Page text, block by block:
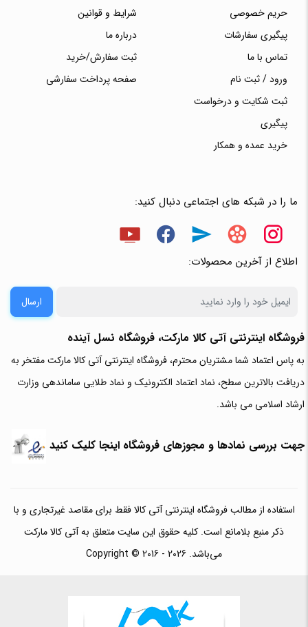
حریم خصوصی
پیگیری سفارشات
تماس با ما
ورود / ثبت نام
ثبت شکایت و درخواست
پیگیری
خرید عمده و همکار
شرایط و قوانین
درباره ما
ثبت سفارش/خرید
صفحه پرداخت سفارشی
ما را در شبکه های اجتماعی دنبال کنید:
اطلاع از آخرین محصولات:
ارسال
فروشگاه اینترنتی آتی‌ کالا مارکت، فروشگاه نسل آینده
به پاس اعتماد شما مشتریان محترم، فروشگاه اینترنتی آتی کالا مارکت مفتخر به
دریافت بالاترین سطح، نماد اعتماد الکترونیک و نماد طلایی ساماندهی وزارت
ارشاد اسلامی می باشد.
جهت بررسی نمادها و مجوزهای فروشگاه اینجا کلیک کنید
استفاده از مطالب فروشگاه اینترنتی آتی کالا فقط برای مقاصد غیرتجاری و با
ذکر منبع بلامانع است. کلیه حقوق این سایت متعلق به آتی کالا مارکت
می‌باشد. Copyright © 2016 - 2026